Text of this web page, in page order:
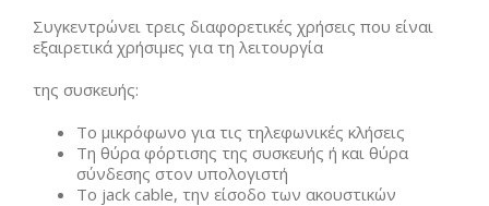
Συγκεντρώνει τρεις διαφορετικές χρήσεις που είναι
εξαιρετικά χρήσιμες για τη λειτουργία
της συσκευής:
Το μικρόφωνο για τις τηλεφωνικές κλήσεις
Τη θύρα φόρτισης της συσκευής ή και θύρα
σύνδεσης στον υπολογιστή
Το jack cable, την είσοδο των ακουστικών